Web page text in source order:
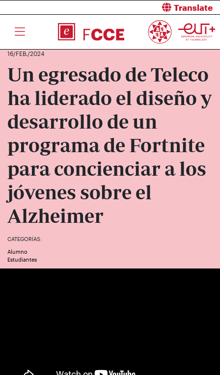
Translate
16/FEB./2024
Un egresado de Teleco
ha liderado el diseño y
desarrollo de un
programa de Fortnite
para concienciar a los
jóvenes sobre el
Alzheimer
CATEGORÍAS:
Alumno
Estudiantes